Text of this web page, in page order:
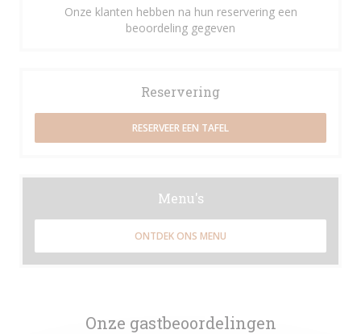
Onze gastbeoordelingen
Onze klanten hebben na hun reservering een
beoordeling gegeven
Reservering
RESERVEER EEN TAFEL
Menu's
ONTDEK ONS MENU